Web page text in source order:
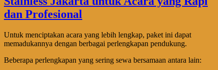
Untuk menciptakan acara yang lebih lengkap, paket ini dapat
memadukannya dengan berbagai perlengkapan pendukung.
Beberapa perlengkapan yang sering sewa bersamaan antara lain: